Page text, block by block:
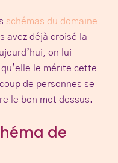
schémas du domaine
avez déjà croisé la
on lui
le mérite cette
de personnes se
le bon mot dessus.
de